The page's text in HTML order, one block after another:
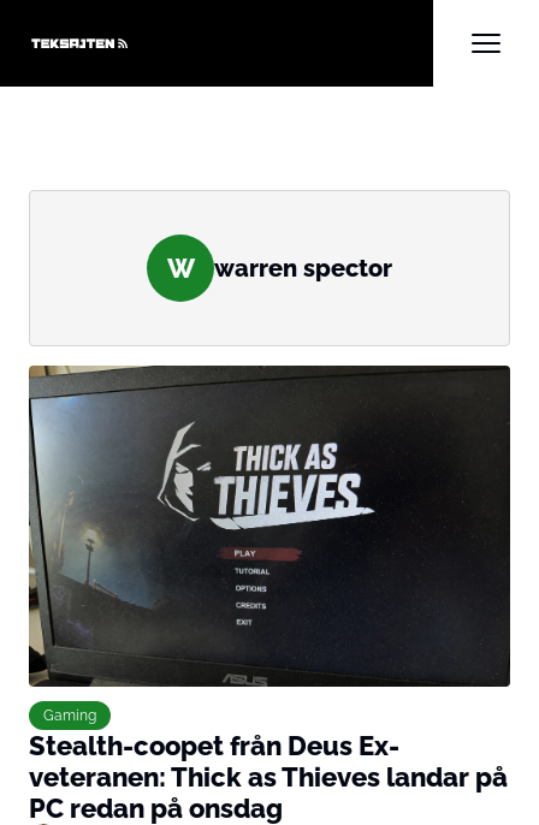
W warren spector
Gaming
Stealth-coopet från Deus Ex-
veteranen: Thick as Thieves landar på
PC redan på onsdag